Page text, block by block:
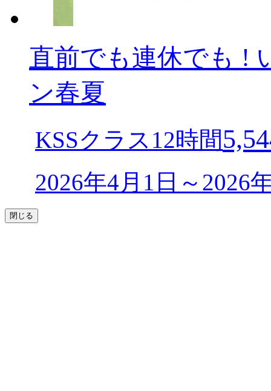
直前でも連休でも !
ン春夏
KSSクラス12時間
2026年4月1日～2026
閉じる